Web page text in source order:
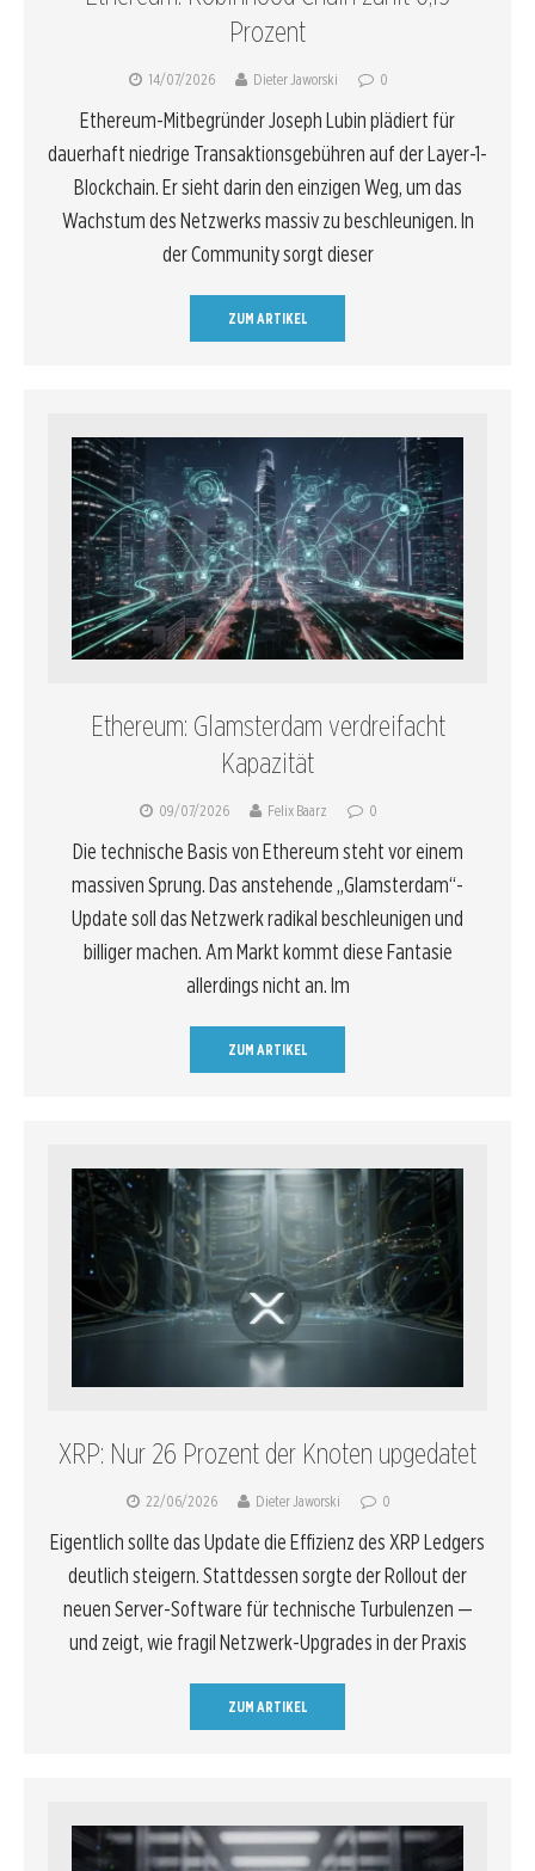
Prozent
14/07/2026 Dieter Jaworski 0
Ethereum-Mitbegründer Joseph Lubin plädiert für
dauerhaft niedrige Transaktionsgebühren auf der Layer-1-
Blockchain. Er sieht darin den einzigen Weg, um das
Wachstum des Netzwerks massiv zu beschleunigen. In
der Community sorgt dieser
ZUM ARTIKEL
Ethereum: Glamsterdam verdreifacht
Kapazität
09/07/2026 Felix Baarz 0
Die technische Basis von Ethereum steht vor einem
massiven Sprung. Das anstehende „Glamsterdam“-
Update soll das Netzwerk radikal beschleunigen und
billiger machen. Am Markt kommt diese Fantasie
allerdings nicht an. Im
ZUM ARTIKEL
XRP: Nur 26 Prozent der Knoten upgedatet
22/06/2026 Dieter Jaworski 0
Eigentlich sollte das Update die Effizienz des XRP Ledgers
deutlich steigern. Stattdessen sorgte der Rollout der
neuen Server-Software für technische Turbulenzen —
und zeigt, wie fragil Netzwerk-Upgrades in der Praxis
ZUM ARTIKEL